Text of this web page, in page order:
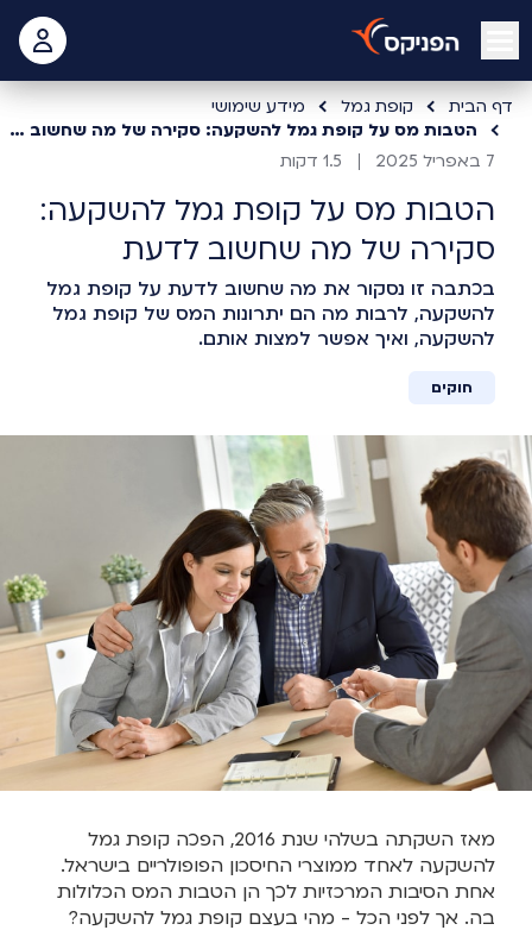
open mobile menu
דף הבית קופת גמל
מידע שימושי
הטבות מס על קופת גמל להשקעה: סקירה של מה שחשוב לדעת
7 באפריל 2025
1.5 דקות
הטבות מס על קופת גמל להשקעה:
סקירה של מה שחשוב לדעת
בכתבה זו נסקור את מה שחשוב לדעת על קופת גמל
להשקעה, לרבות מה הם יתרונות המס של קופת גמל
להשקעה, ואיך אפשר למצות אותם.
חוקים
מאז השקתה בשלהי שנת 2016, הפכה קופת גמל
להשקעה לאחד ממוצרי החיסכון הפופולריים בישראל.
אחת הסיבות המרכזיות לכך הן הטבות המס הכלולות
בה. אך לפני הכל - מהי בעצם קופת גמל להשקעה?